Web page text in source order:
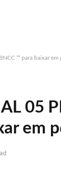
”“ para baixar em
05
em